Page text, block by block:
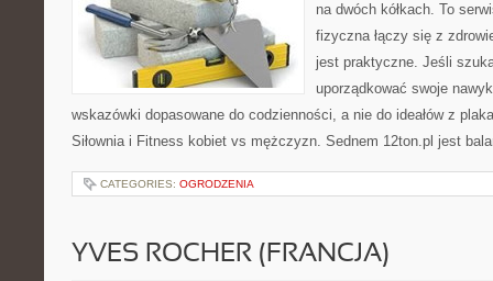
na dwóch kółkach. To
fizyczna łączy się z
jest praktyczne. Jeśli
uporządkować swoje
wskazówki dopasowane do codzienności, a nie do ideałów z
Siłownia i Fitness kobiet vs mężczyzn. Sednem 12ton.pl jest
CATEGORIES: OGRODZENIA
YVES ROCHER (FRANCJA)